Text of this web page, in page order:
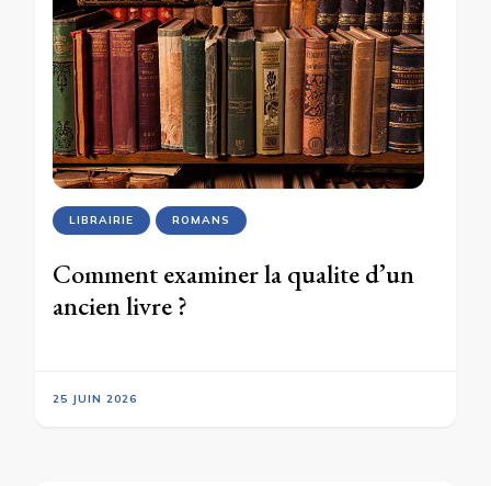
LIBRAIRIE ROMANS
Comment examiner la qualite d’un
ancien livre ?
25 JUIN 2026